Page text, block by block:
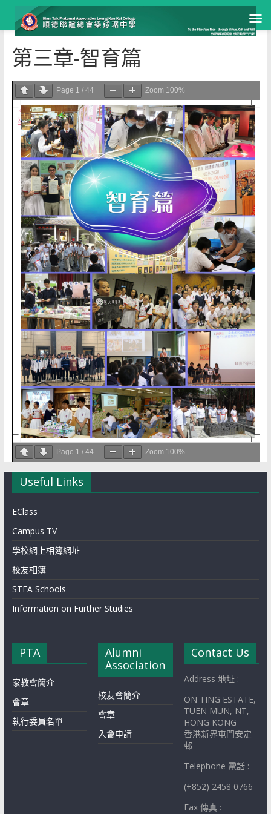
Skip
to
content
第三章-智育篇
Page 1 / 44 Zoom 100%
Page 1 / 44 Zoom 100%
Useful Links
EClass
Campus TV
學校網上相簿網址
校友相簿
STFA Schools
Information on Further Studies
PTA
家教會簡介
會章
執行委員名單
Alumni
Association
校友會簡介
會章
入會申請
Contact Us
Address 地址 :
ON TING ESTATE,
TUEN MUN, NT,
HONG KONG
香港新界屯門安定
邨
Telephone 電話 :
(+852) 2458 0766
Fax 傳真 :